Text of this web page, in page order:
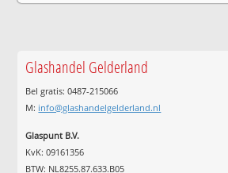
Glashandel Gelderland
Bel gratis: 0487-215066
M: info@glashandelgelderland.nl
Glaspunt B.V.
KvK: 09161356
BTW: NL8255.87.633.B05